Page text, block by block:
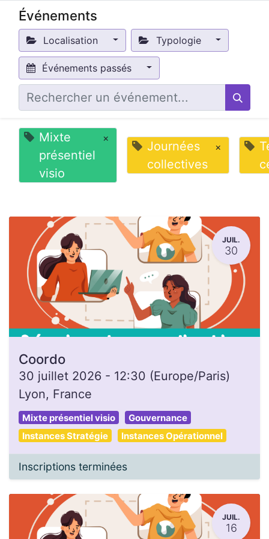
Événements
Localisation Typologie
Événements passés
Mixte
présentiel
visio
×
Journées
collectives
×
JUIL.
30
Coordo
30 juillet 2026 - 12:30 (Europe/Paris)
Lyon, France
Mixte présentiel visio
Gouvernance
Instances Stratégie
Instances Opérationnel
Inscriptions terminées
JUIL.
16